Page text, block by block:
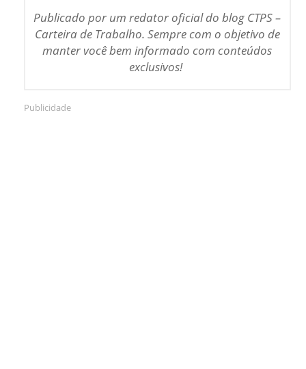
Publicado por um redator oficial do blog CTPS –
Carteira de Trabalho. Sempre com o objetivo de
manter você bem informado com conteúdos
exclusivos!
Publicidade